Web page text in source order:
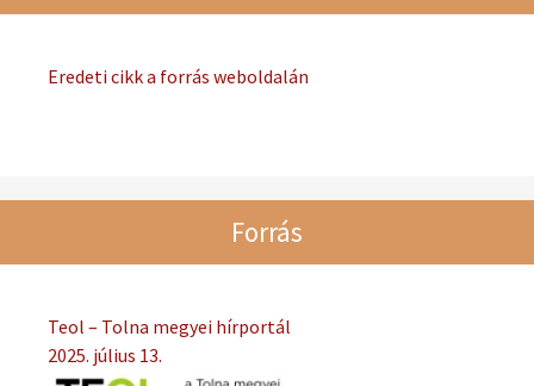
Eredeti cikk a forrás weboldalán
Forrás
Teol – Tolna megyei hírportál
2025. július 13.